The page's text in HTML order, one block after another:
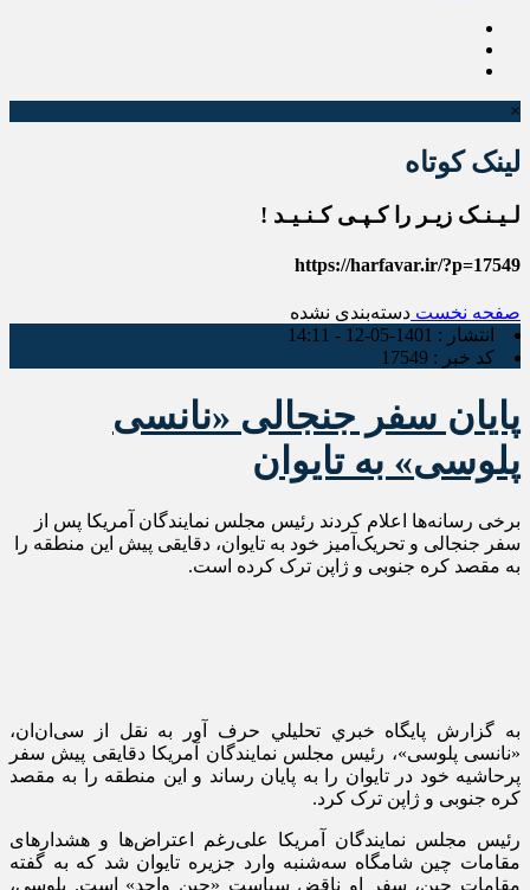
×
لینک کوتاه
لـیـنـک زیـر را کـپـی کـنـیـد !
https://harfavar.ir/?p=17549
صفحه نخست دسته‌بندی نشده
انتشار : 1401-05-12 - 14:11
کد خبر : 17549
پایان سفر جنجالی «نانسی
پلوسی» به تایوان
برخی رسانه‌ها اعلام کردند رئیس مجلس نمایندگان آمریکا پس از
سفر جنجالی و تحریک‌آمیز خود به تایوان، دقایقی پیش این منطقه را
به مقصد کره جنوبی و ژاپن ترک کرده است.
به گزارش پايگاه خبري تحليلي حرف آور به نقل از سی‌ان‌ان،
«نانسی پلوسی»، رئیس مجلس نمایندگان آمریکا دقایقی پیش سفر
پرحاشیه خود در تایوان را به پایان رساند و این منطقه را به مقصد
کره جنوبی و ژاپن ترک کرد.
رئیس مجلس نمایندگان آمریکا علی‌رغم اعتراض‌ها و هشدارهای
مقامات چین شامگاه سه‌شنبه وارد جزیره تایوان شد که به گفته
مقامات چین، سفر او ناقض سیاست «چین واحد» است. پلوسی،